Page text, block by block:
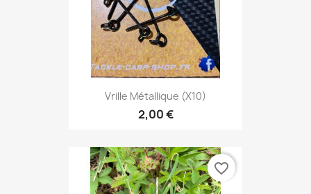
Vrille Métallique (x10)
2,00 €
favorite_border